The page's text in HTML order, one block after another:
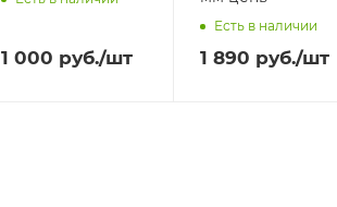
1 000 руб./шт
Есть в наличии
1 890 руб./шт